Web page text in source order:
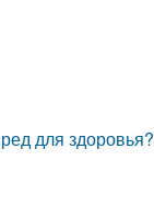
для здоровья?